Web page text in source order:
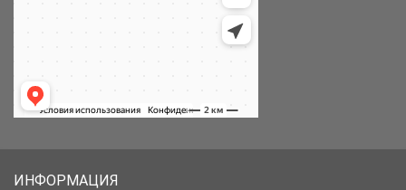
ИНФОРМАЦИЯ